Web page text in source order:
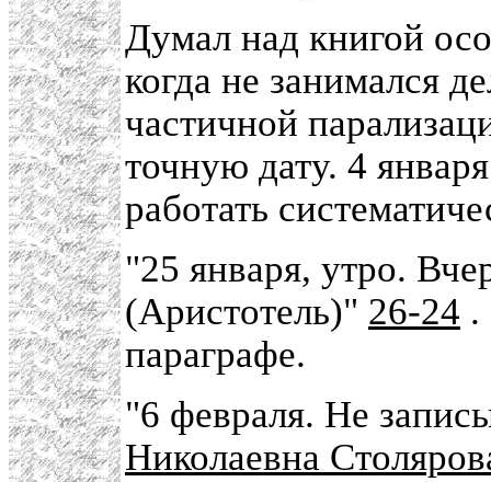
Думал над книгой
когда не занимался
частичной
точную дату. 4
работать
"25 января, утро.
(Аристотель)" 26-24 .
параграфе.
"6 февраля. Не
Николаевна